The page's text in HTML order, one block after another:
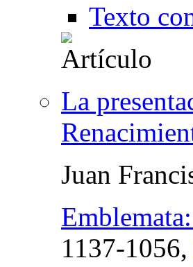
Texto
La
Juan
1137-1056,